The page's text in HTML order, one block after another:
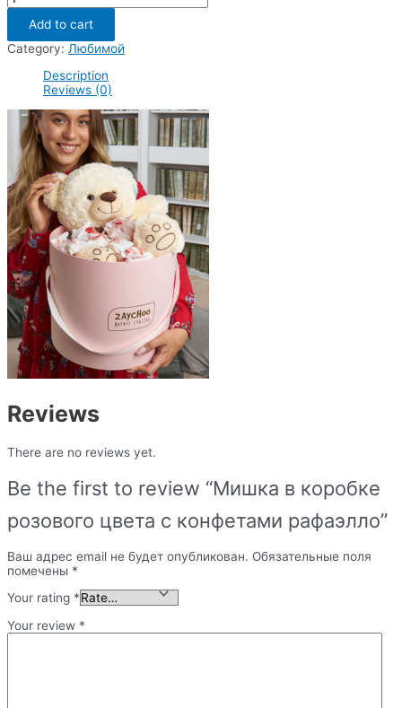
в
коробке
розового
цвета
конфетами
рафаэлло
quantity
Add to cart
Category: Любимой
Description
Reviews (0)
Reviews
There are no reviews yet.
Be the first to review “Мишка в коробке
розового цвета с конфетами рафаэлло”
Ваш адрес email не будет опубликован. Обязательные поля
помечены *
Your rating *
Your review *